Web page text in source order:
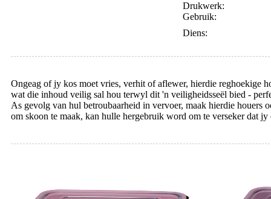
Drukwerk:
Gebruik:
Diens:
Ongeag of jy kos moet vries, verhit of aflewer, hierdie reghoekige
wat die inhoud veilig sal hou terwyl dit 'n veiligheidsseël bied -
As gevolg van hul betroubaarheid in vervoer, maak hierdie
om skoon te maak, kan hulle hergebruik word om te verseker dat